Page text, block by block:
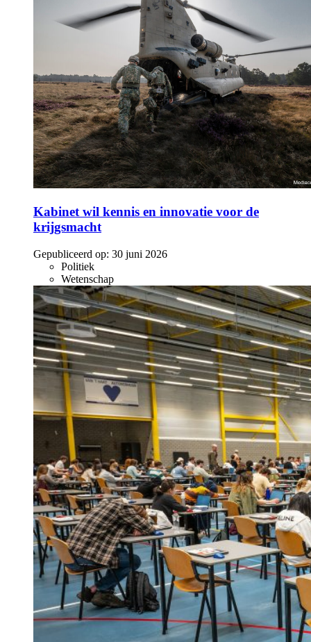
Kabinet wil kennis en innovatie voor de
krijgsmacht
Gepubliceerd op: 30 juni 2026
Politiek
Wetenschap